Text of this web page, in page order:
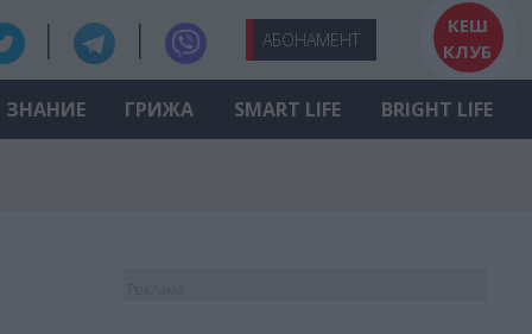
АБОНАМЕНТ
КЕШ
КЛУБ
ЗНАНИЕ ГРИЖА SMART LIFE BRIGHT LIFE